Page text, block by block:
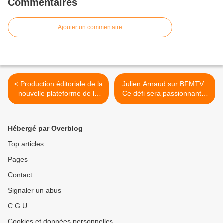
Commentaires
Ajouter un commentaire
< Production éditoriale de la
nouvelle plateforme de la
Ligue 1 : la LFP Media
Julien Arnaud sur BFMTV :
Ce défi sera passionnant à
relever ! >
Hébergé par Overblog
Top articles
Pages
Contact
Signaler un abus
C.G.U.
Cookies et données personnelles